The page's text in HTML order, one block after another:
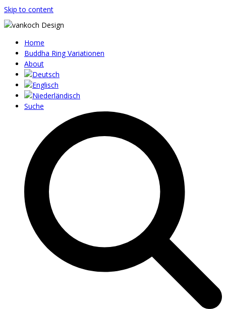
Skip to content
Home
Buddha Ring Variationen
About
Suche